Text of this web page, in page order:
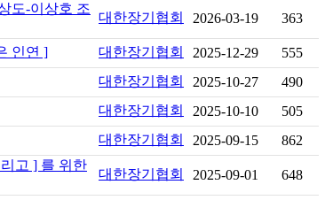
도-이상호 조
대한장기협회 2026-03-19 363
인연 ] 대한장기협회 2025-12-29
555
대한장기협회 2025-10-27
490
대한장기협회 2025-10-10
505
대한장기협회 2025-09-15 862
고 ] 를 위한
대한장기협회 2025-09-01 648